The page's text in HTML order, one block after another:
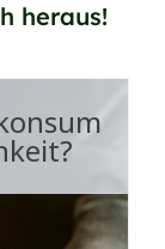
heraus!